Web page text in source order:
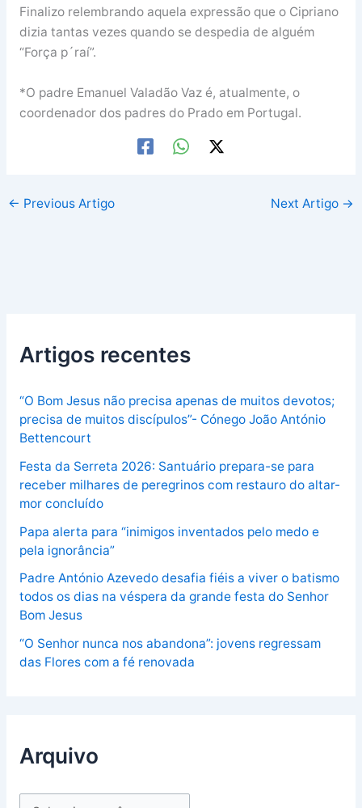
Finalizo relembrando aquela expressão que o Cipriano
dizia tantas vezes quando se despedia de alguém
“Força p´raí”.
*O padre Emanuel Valadão Vaz é, atualmente, o
coordenador dos padres do Prado em Portugal.
← Previous Artigo Next Artigo →
Artigos recentes
“O Bom Jesus não precisa apenas de muitos devotos;
precisa de muitos discípulos”- Cónego João António
Bettencourt
Festa da Serreta 2026: Santuário prepara-se para
receber milhares de peregrinos com restauro do altar-
mor concluído
Papa alerta para “inimigos inventados pelo medo e
pela ignorância”
Padre António Azevedo desafia fiéis a viver o batismo
todos os dias na véspera da grande festa do Senhor
Bom Jesus
“O Senhor nunca nos abandona”: jovens regressam
das Flores com a fé renovada
Arquivo